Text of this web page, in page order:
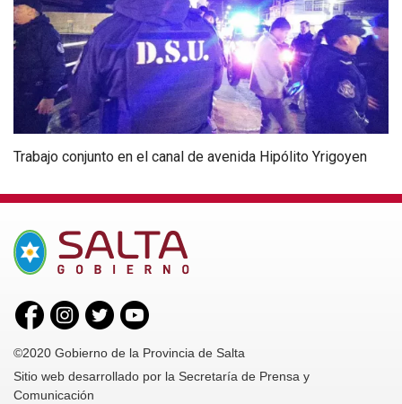
Trabajo conjunto en el canal de avenida Hipólito Yrigoyen
©2020 Gobierno de la Provincia de Salta
Sitio web desarrollado por la Secretaría de Prensa y
Comunicación